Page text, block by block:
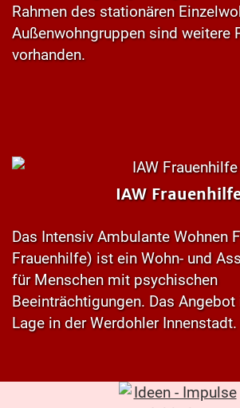
Rahmen des stationären
Außenwohngruppen sind weitere
vorhanden.
IAW
Das Intensiv Ambulante Wohnen
Frauenhilfe) ist ein Wohn- und
für Menschen mit psychischen
Beeinträchtigungen. Das
Lage in der Werdohler Innenstadt.